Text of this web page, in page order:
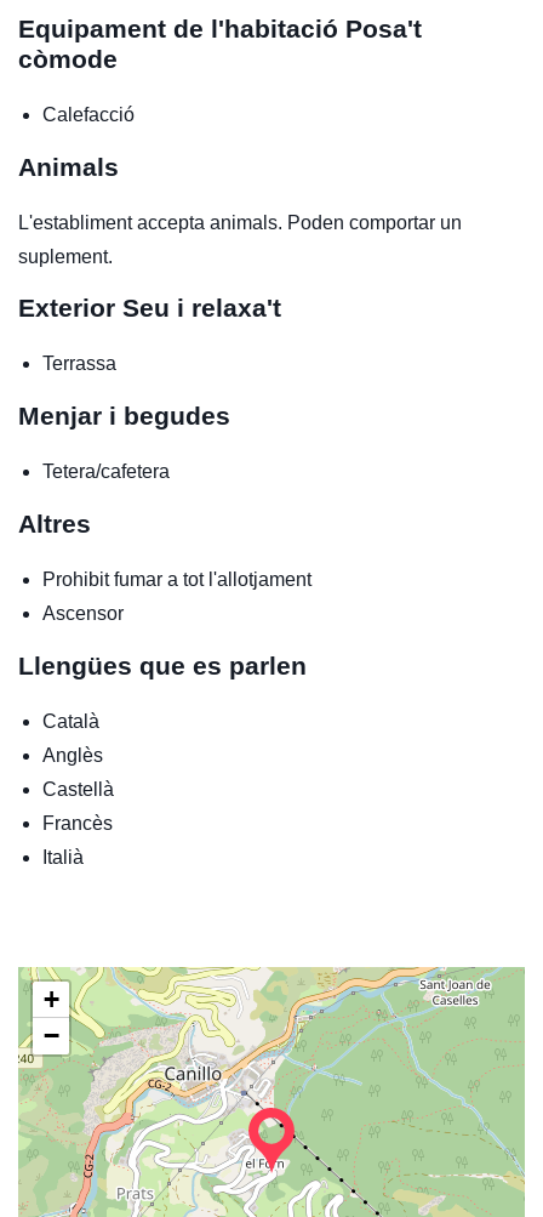
Equipament de l'habitació Posa't
còmode
Calefacció
Animals
L'establiment accepta animals. Poden comportar un
suplement.
Exterior Seu i relaxa't
Terrassa
Menjar i begudes
Tetera/cafetera
Altres
Prohibit fumar a tot l'allotjament
Ascensor
Llengües que es parlen
Català
Anglès
Castellà
Francès
Italià
+
−